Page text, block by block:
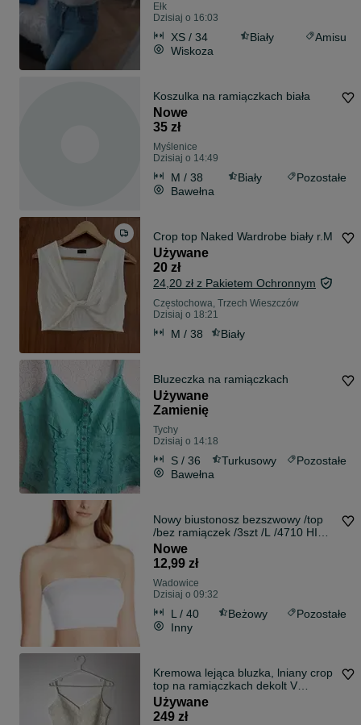
Ełk
Dzisiaj o 16:03
XS / 34 Biały
Amisu
Wiskoza
Koszulka na ramiączkach biała
Nowe
35 zł
Myślenice
Dzisiaj o 14:49
M / 38 Biały
Pozostałe
Bawełna
Crop top Naked Wardrobe biały r.M
Używane
20 zł
24,20 zł z Pakietem Ochronnym
Częstochowa, Trzech Wieszczów
Dzisiaj o 18:21
M / 38 Biały
Bluzeczka na ramiączkach
Używane
Zamienię
Tychy
Dzisiaj o 14:18
S / 36 Turkusowy
Pozostałe
Bawełna
Nowy biustonosz bezszwowy /top
/bez ramiączek /3szt /L /4710 HIT
CENA
Nowe
12,99 zł
Wadowice
Dzisiaj o 09:32
L / 40 Beżowy
Pozostałe
Inny
Kremowa lejąca bluzka, lniany crop
top na ramiączkach dekolt V
vintage
Używane
249 zł